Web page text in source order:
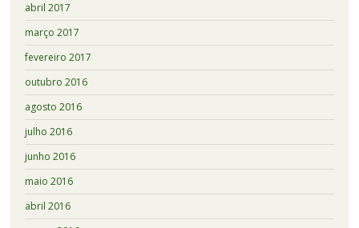
abril 2017
março 2017
fevereiro 2017
outubro 2016
agosto 2016
julho 2016
junho 2016
maio 2016
abril 2016